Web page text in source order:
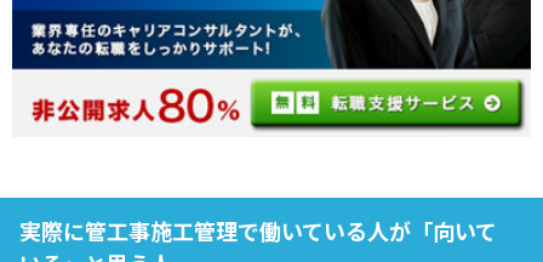
実際に管工事施工管理で働いている人が「向いて